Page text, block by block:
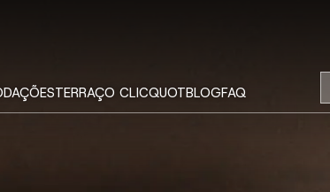
TERRAÇO CLICQUOTBLOGFAQ